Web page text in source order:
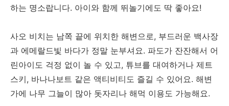
하는 명소랍니다. 아이와 함께 뛰놀기에도 딱 좋아요!
사오 비치는 남쪽 끝에 위치한 해변으로, 부드러운 백사장
과 에메랄드빛 바다가 정말 눈부셔요. 파도가 잔잔해서 어
린아이도 걱정 없이 놀 수 있고, 튜브를 대여하거나 제트
스키, 바나나보트 같은 액티비티도 즐길 수 있어요. 해변
가에 나무 그늘이 많아 돗자리나 해먹 이용도 가능해요.